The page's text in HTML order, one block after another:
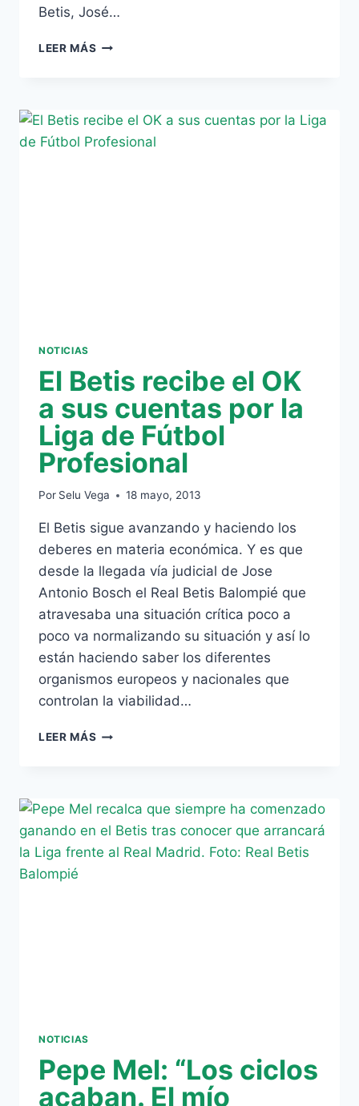
Betis, José…
LEER MÁS ROBAINA:
NOTICIAS
El Betis recibe el OK
a sus cuentas por la
Liga de Fútbol
Profesional
Por Selu Vega 18 mayo, 2013
El Betis sigue avanzando y haciendo los
deberes en materia económica. Y es que
desde la llegada vía judicial de Jose
Antonio Bosch el Real Betis Balompié que
atravesaba una situación crítica poco a
poco va normalizando su situación y así lo
están haciendo saber los diferentes
organismos europeos y nacionales que
controlan la viabilidad…
LEER MÁS EL
A
SUS
CUENTAS
NOTICIAS
Pepe Mel: “Los ciclos
acaban. El mío